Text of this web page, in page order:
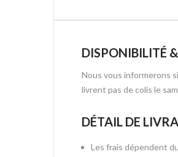
DISPONIBILITÉ
Nous vous informerons
livrent pas de colis le
DÉTAIL DE
Les frais dépendent